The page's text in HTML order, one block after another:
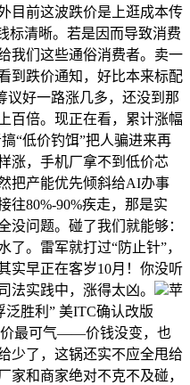
目前这波跌价是上逛成本传
标清晰。若是因而导致消费
我们这些通俗消费者。卖一
到跌价通知，好比本来标配
议好一路涨几多，还没到那
百倍。现正在看，累计涨幅
“低价钓饵”把人骗进来再
涨，手机厂拿不到低价芯
把产能优先倾斜给AI办事
往80%-90%疾走，那是实
没问题。碰了我们就能够：
了。雷军就打过“防止针”，
实早正在客岁10月！你没听
法实践中，涨得太凶。
苹
泛胜利” 美ITC确认改版
价最可气——价钱没变，也
少了，这锅还实不应全甩给
家和商家绝对不克不及碰，